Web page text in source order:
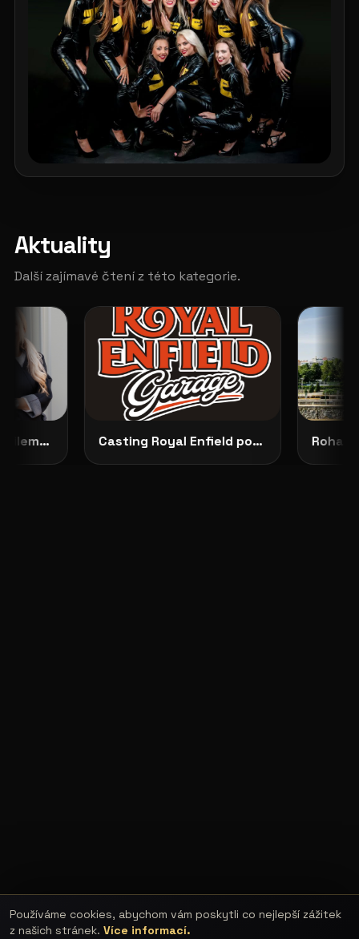
Aktuality
Další zajímavé čtení z této kategorie.
Představujeme No Dilemma: českou módu, která ženám dovoluje zůstat samy sebou Casting Royal Enfield pokračuje: vybrané modelky budou opravdu vidět
Používáme cookies, abychom vám poskytli co nejlepší zážitek
z našich stránek. Více informací.